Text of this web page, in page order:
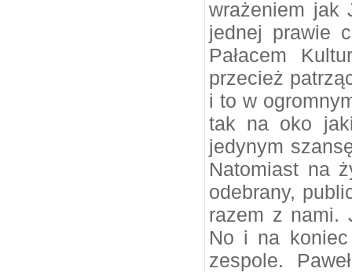
wrażeniem jak
jednej prawie
Pałacem
przecież
i to w
tak na oko
jedynym
Natomiast na
odebrany,
razem z nami.
No i na
zespole.